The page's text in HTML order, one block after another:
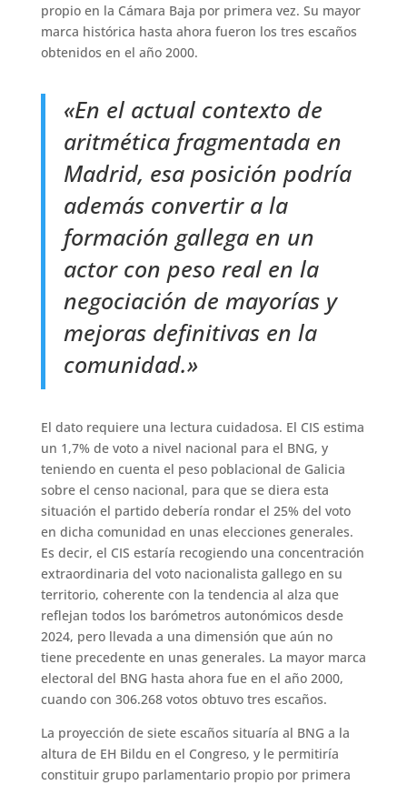
propio en la Cámara Baja por primera vez. Su mayor
marca histórica hasta ahora fueron los tres escaños
obtenidos en el año 2000.
«En el actual contexto de
aritmética fragmentada en
Madrid, esa posición podría
además convertir a la
formación gallega en un
actor con peso real en la
negociación de mayorías y
mejoras definitivas en la
comunidad.»
El dato requiere una lectura cuidadosa. El CIS estima
un 1,7% de voto a nivel nacional para el BNG, y
teniendo en cuenta el peso poblacional de Galicia
sobre el censo nacional, para que se diera esta
situación el partido debería rondar el 25% del voto
en dicha comunidad en unas elecciones generales.
Es decir, el CIS estaría recogiendo una concentración
extraordinaria del voto nacionalista gallego en su
territorio, coherente con la tendencia al alza que
reflejan todos los barómetros autonómicos desde
2024, pero llevada a una dimensión que aún no
tiene precedente en unas generales. La mayor marca
electoral del BNG hasta ahora fue en el año 2000,
cuando con 306.268 votos obtuvo tres escaños.
La proyección de siete escaños situaría al BNG a la
altura de EH Bildu en el Congreso, y le permitiría
constituir grupo parlamentario propio por primera